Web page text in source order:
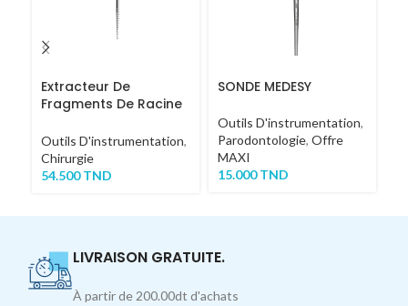
Extracteur De
Fragments De Racine
Outils D'instrumentation,
Chirurgie
54.500TND
SONDE MEDESY
Outils D'instrumentation,
Parodontologie, Offre
MAXI
15.000TND
LIVRAISON GRATUITE.
À partir de 200.00dt d'achats